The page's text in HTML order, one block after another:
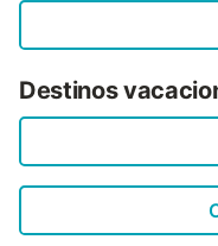
Destinos